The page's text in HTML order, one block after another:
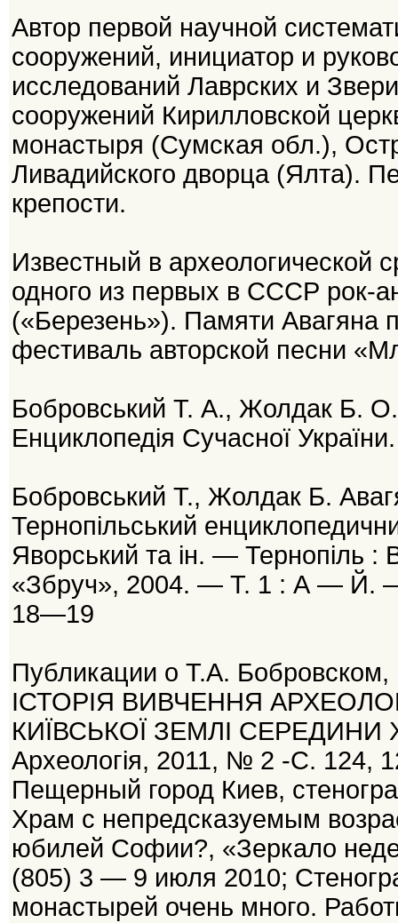
Автор первой научной
сооружений, инициатор и
исследований Лаврских и
сооружений Кирилловской
монастыря (Сумская обл.),
Ливадийского дворца (Ялта).
крепости.
Известный в археологической
одного из первых в СССР рок-
(«Березень»). Памяти Авагяна
фестиваль авторской песни
Бобровський Т. А., Жолдак Б.
Енциклопедія Сучасної
Бобровський Т., Жолдак Б.
Тернопільський
Яворський та ін. — Тернопіль :
«Збруч», 2004. — Т. 1 : А — Й.
18—19
Публикации о Т.А.
ІСТОРІЯ ВИВЧЕННЯ
КИЇВСЬКОЇ ЗЕМЛІ СЕРЕДИНИ
Археологія, 2011, № 2 -С. 124,
Пещерный город Киев,
Храм с непредсказуемым
юбилей Софии?, «Зеркало
(805) 3 — 9 июля 2010;
монастырей очень много.